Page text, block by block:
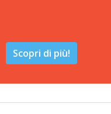
Scopri di più!